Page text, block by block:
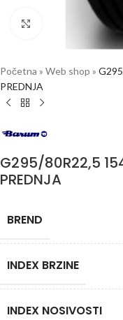
Click to enlarge
Početna » Web shop »
PREDNJA
G295/80R22,5
PREDNJA
BREND
INDEX BRZINE
INDEX NOSIVOSTI